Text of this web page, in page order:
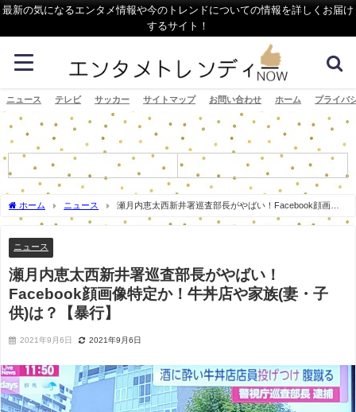
最新の気になるエンタメ情報や今のトレンドについての情報を詳しくお届け
するサイト！
ニュース テレビ サッカー サイトマップ お問い合わせ ホーム プライバ
ホーム ニュース
瀬月内恵太西新井署巡査部長がやばい！Facebook顔画像
特定か！牛丼店や家族(妻・子供)は？【暴行】
ニュース
瀬月内恵太西新井署巡査部長がやばい！
Facebook顔画像特定か！牛丼店や家族(妻・子
供)は？【暴行】
2021年9月6日 2021年9月6日